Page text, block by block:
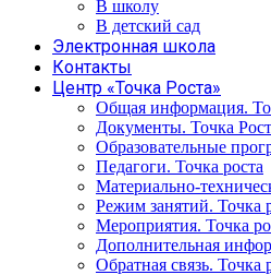
В школу
В детский сад
Электронная школа
Контакты
Центр «Точка Роста»
Общая информация.
Документы. Точка
Образовательные
Педагоги. Точка роста
Материально-
Режим занятий. Точка
Мероприятия. Точка
Дополнительная
Обратная связь. Точка